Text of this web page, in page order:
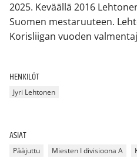
2025. Keväällä 2016
Suomen mestaruuteen.
Korisliigan vuoden
HENKILÖT
Jyri Lehtonen
ASIAT
Pääjuttu Miesten I divisioona A